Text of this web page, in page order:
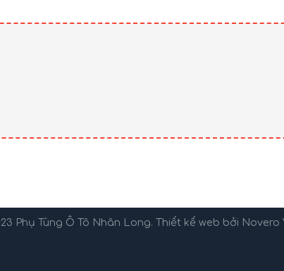
Phụ Tùng Ô Tô Nhân Long. Thiết kế web bởi Novero